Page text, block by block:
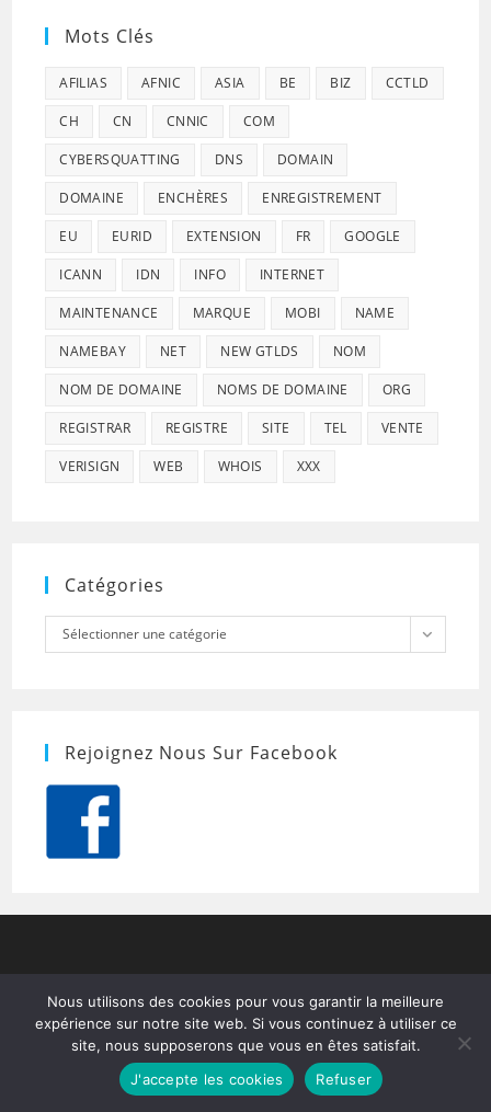
Mots Clés
AFILIAS AFNIC ASIA BE BIZ CCTLD
CH CN CNNIC COM
CYBERSQUATTING DNS DOMAIN
DOMAINE ENCHÈRES ENREGISTREMENT
EU EURID EXTENSION FR GOOGLE
ICANN IDN INFO INTERNET
MAINTENANCE MARQUE MOBI NAME
NAMEBAY NET NEW GTLDS NOM
NOM DE DOMAINE NOMS DE DOMAINE ORG
REGISTRAR REGISTRE SITE TEL VENTE
VERISIGN WEB WHOIS XXX
Catégories
Catégories
Sélectionner une catégorie
Rejoignez Nous Sur Facebook
Nous utilisons des cookies pour vous garantir la meilleure
expérience sur notre site web. Si vous continuez à utiliser ce
site, nous supposerons que vous en êtes satisfait.
J'accepte les cookies
Refuser